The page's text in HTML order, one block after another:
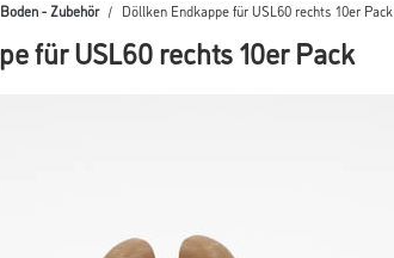
Boden - Zubehör Döllken Endkappe für USL60 rechts 10er Pack
für USL60 rechts 10er Pack